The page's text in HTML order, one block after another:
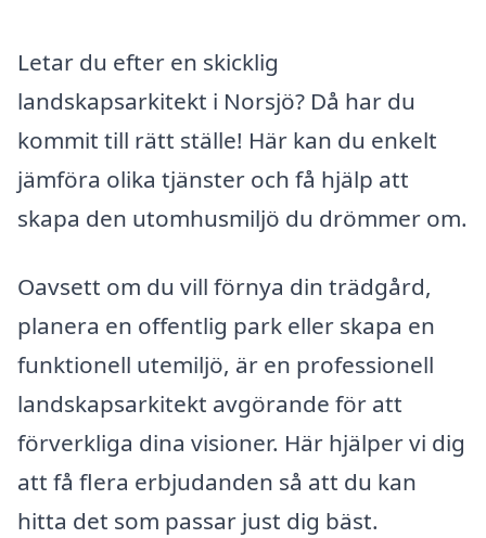
Letar du efter en skicklig
landskapsarkitekt i Norsjö? Då har du
kommit till rätt ställe! Här kan du enkelt
jämföra olika tjänster och få hjälp att
skapa den utomhusmiljö du drömmer om.
Oavsett om du vill förnya din trädgård,
planera en offentlig park eller skapa en
funktionell utemiljö, är en professionell
landskapsarkitekt avgörande för att
förverkliga dina visioner. Här hjälper vi dig
att få flera erbjudanden så att du kan
hitta det som passar just dig bäst.